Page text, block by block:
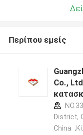
Περίπου εμείς
Co.,
District,
China.